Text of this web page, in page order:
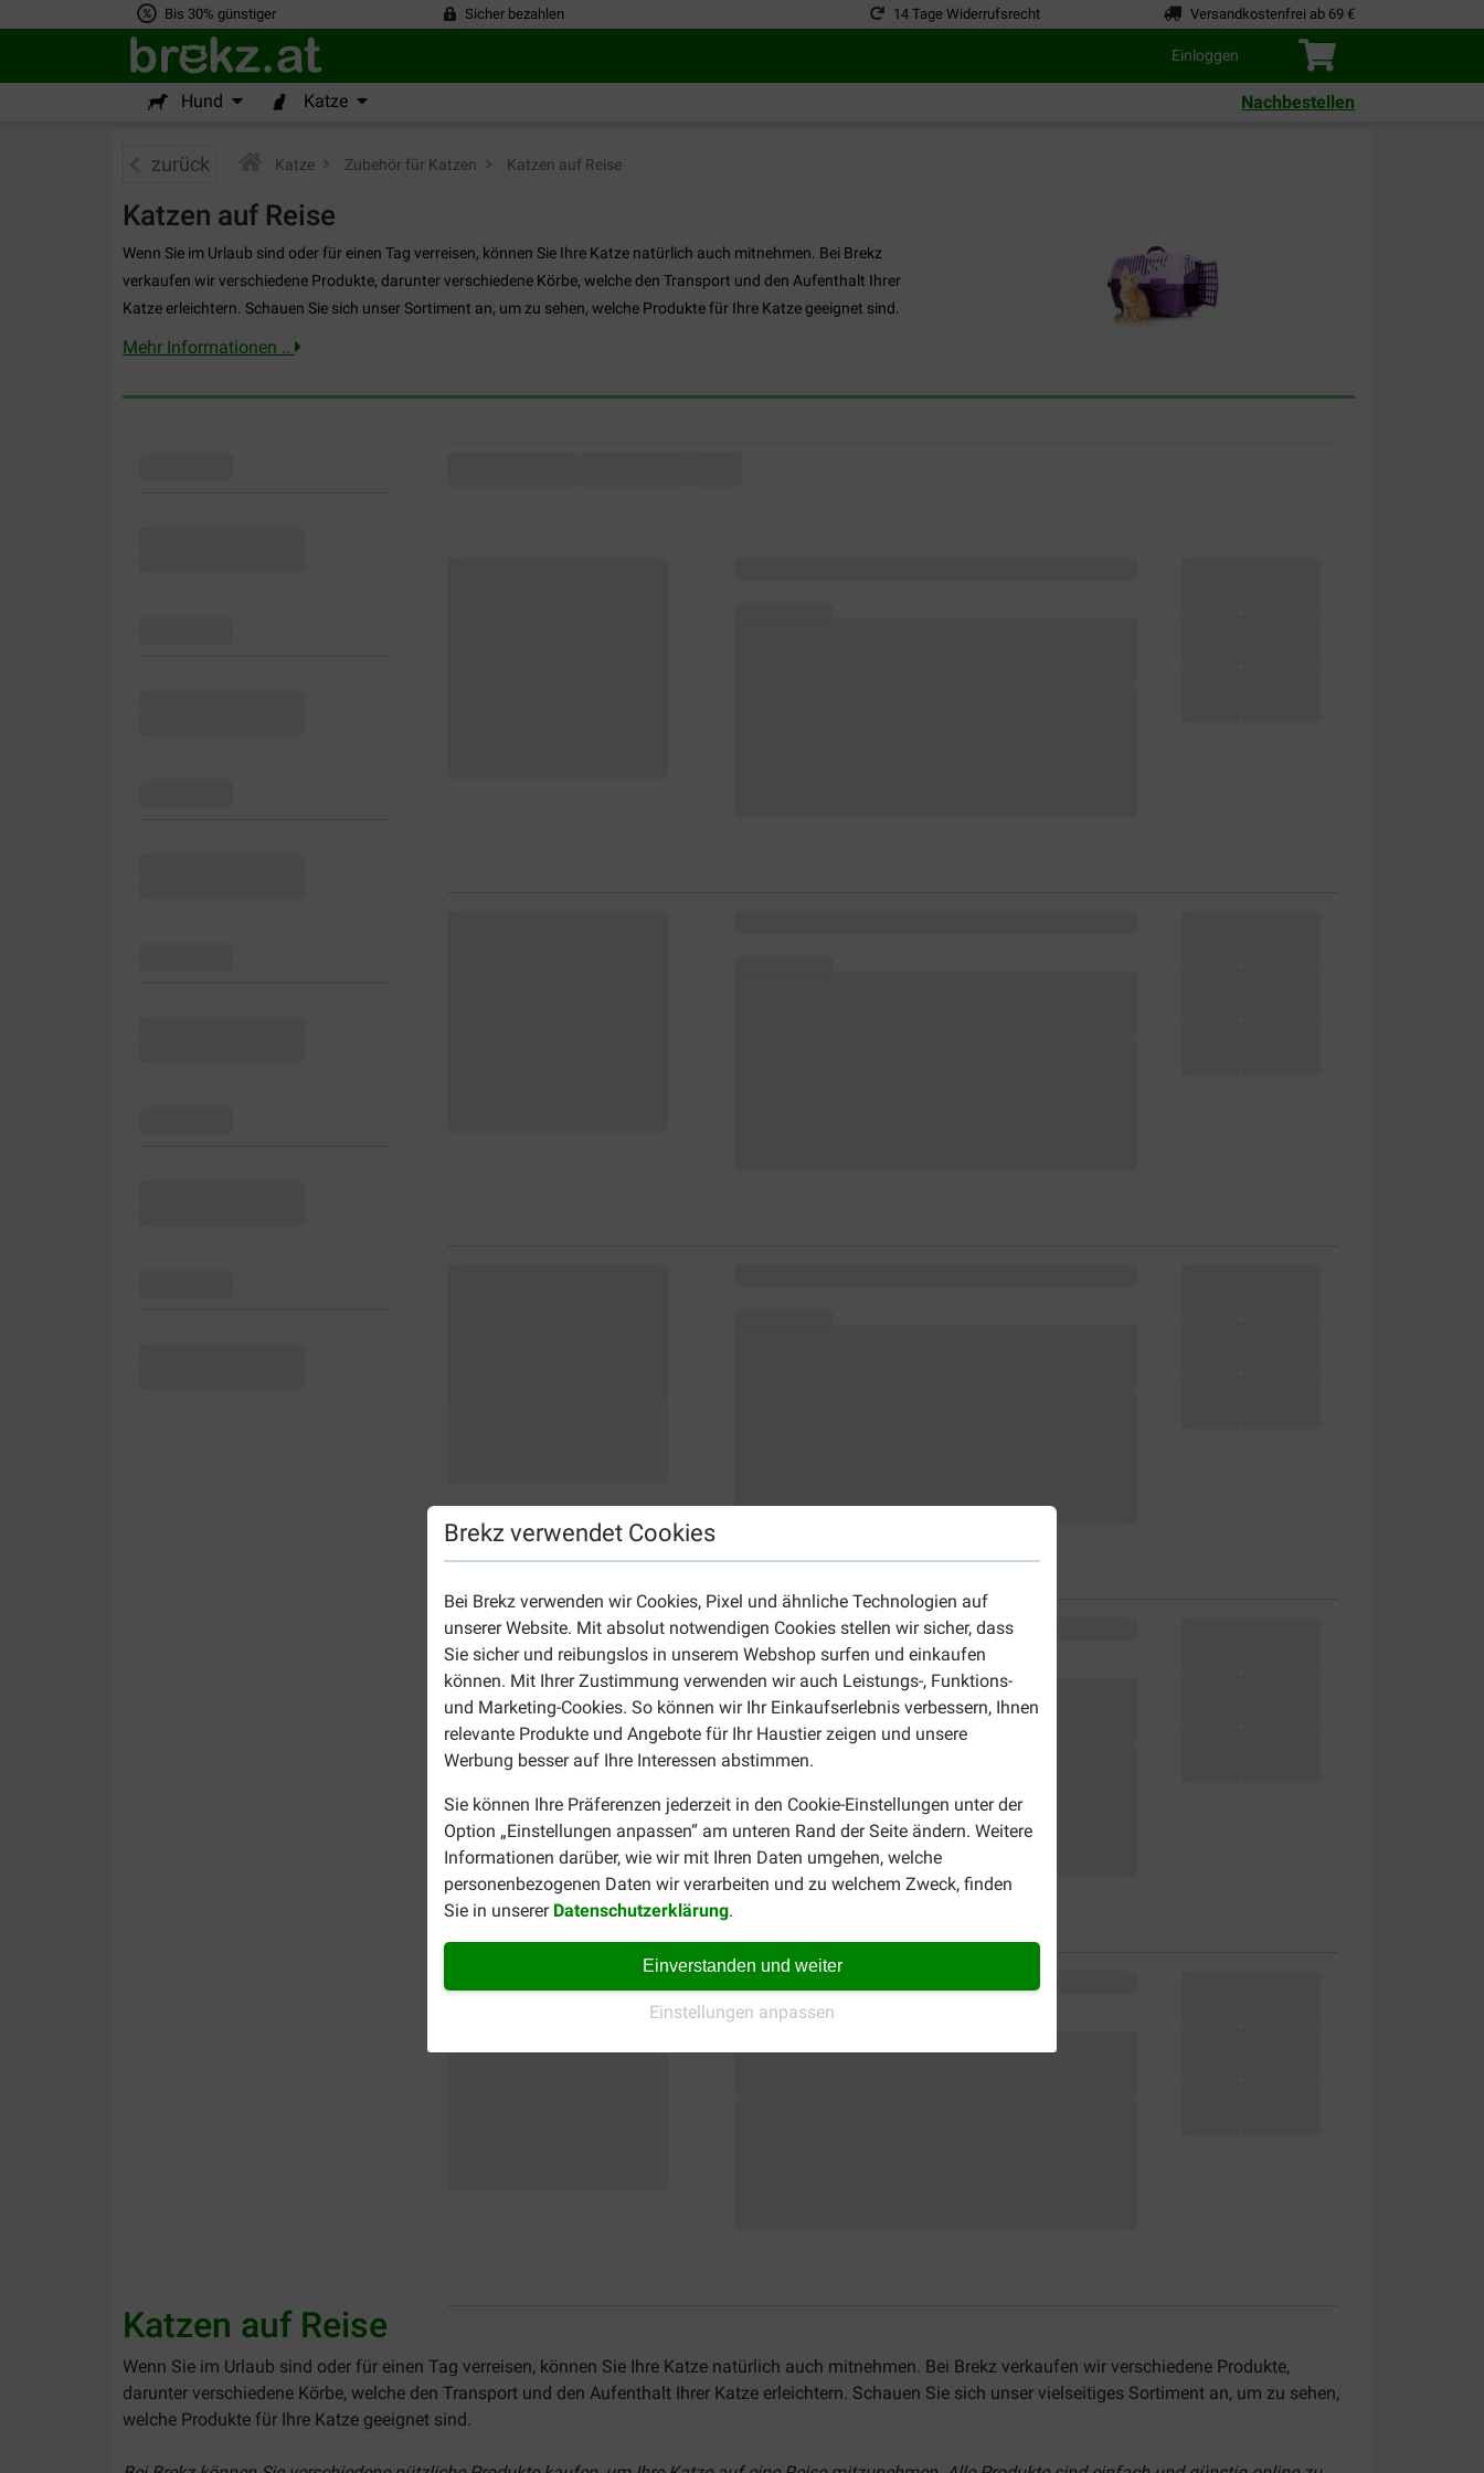
Bis 30% günstiger Sicher bezahlen 14 Tage Widerrufsrecht Versandkostenfrei ab 69 €
Einloggen
Hund Katze Nachbestellen
Brekz verwendet Cookies
Bei Brekz verwenden wir Cookies, Pixel und ähnliche Technologien auf
unserer Website. Mit absolut notwendigen Cookies stellen wir sicher, dass
Sie sicher und reibungslos in unserem Webshop surfen und einkaufen
können. Mit Ihrer Zustimmung verwenden wir auch Leistungs-, Funktions-
und Marketing-Cookies. So können wir Ihr Einkaufserlebnis verbessern, Ihnen
relevante Produkte und Angebote für Ihr Haustier zeigen und unsere
Werbung besser auf Ihre Interessen abstimmen.
Sie können Ihre Präferenzen jederzeit in den Cookie-Einstellungen unter der
Option „Einstellungen anpassen“ am unteren Rand der Seite ändern. Weitere
Informationen darüber, wie wir mit Ihren Daten umgehen, welche
personenbezogenen Daten wir verarbeiten und zu welchem Zweck, finden
Sie in unserer Datenschutzerklärung.
Einverstanden und weiter
Einstellungen anpassen
zurück Katze Zubehör für Katzen Katzen auf Reise
Katzen auf Reise
Wenn Sie im Urlaub sind oder für einen Tag verreisen, können Sie Ihre Katze natürlich auch mitnehmen. Bei Brekz
verkaufen wir verschiedene Produkte, darunter verschiedene Körbe, welche den Transport und den Aufenthalt Ihrer
Katze erleichtern. Schauen Sie sich unser Sortiment an, um zu sehen, welche Produkte für Ihre Katze geeignet sind.
Mehr Informationen ..
Katzen auf Reise
Wenn Sie im Urlaub sind oder für einen Tag verreisen, können Sie Ihre Katze natürlich auch mitnehmen. Bei Brekz verkaufen wir verschiedene Produkte,
darunter verschiedene Körbe, welche den Transport und den Aufenthalt Ihrer Katze erleichtern. Schauen Sie sich unser vielseitiges Sortiment an, um zu sehen,
welche Produkte für Ihre Katze geeignet sind.